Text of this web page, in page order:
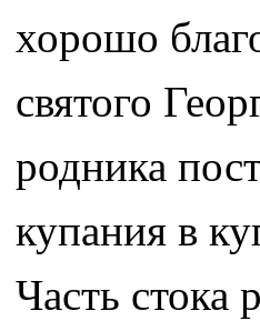
хорошо
святого
родника
купания в
Часть стока